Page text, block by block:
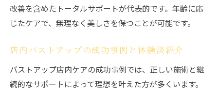
改善を含めたトータルサポートが代表的です。年齢に応
じたケアで、無理なく美しさを保つことが可能です。
店内バストアップの成功事例と体験談紹介
バストアップ店内ケアの成功事例では、正しい施術と継
続的なサポートによって理想を叶えた方が多くいます。